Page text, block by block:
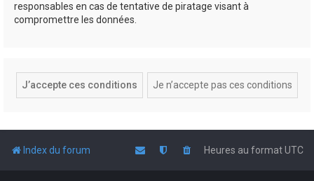
responsables en cas de tentative de piratage visant à
compromettre les données.
Index du forum Heures au formatUTC